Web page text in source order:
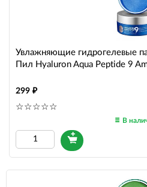
Увлажняющие гидрогелевые
Пил Hyaluron Aqua Peptide 9
299
В